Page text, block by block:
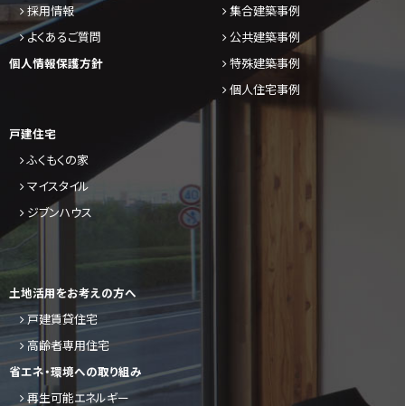
採用情報
よくあるご質問
個人情報保護方針
集合建築事例
公共建築事例
特殊建築事例
個人住宅事例
戸建住宅
ふくもくの家
マイスタイル
ジブンハウス
土地活用をお考えの方へ
戸建賃貸住宅
高齢者専用住宅
省エネ・環境への取り組み
再生可能エネルギー